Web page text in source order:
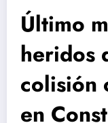
Último
heridos
colisión
en